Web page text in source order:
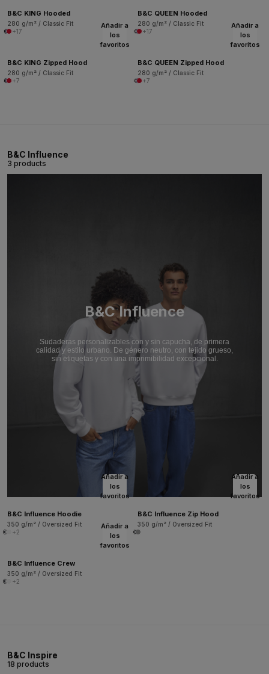
B&C KING Hooded
280 g/m² / Classic Fit
+17
B&C QUEEN Hooded
280 g/m² / Classic Fit
+17
Añadir a
los
favoritos
B&C KING Zipped Hood
280 g/m² / Classic Fit
+7
Añadir a
los
favoritos
B&C QUEEN Zipped Hood
280 g/m² / Classic Fit
+7
B&C Influence
3 products
B&C Influence
Sudaderas personalizables con y sin capucha, de primera
calidad y estilo urbano. De género neutro, con tejido grueso,
sin etiquetas y con una imprimibilidad excepcional.
Añadir a
los
favoritos
B&C Influence Hoodie
350 g/m² / Oversized Fit
+2
Añadir a
los
favoritos
B&C Influence Zip Hood
350 g/m² / Oversized Fit
Añadir a
los
favoritos
B&C Influence Crew
350 g/m² / Oversized Fit
+2
B&C Inspire
18 products